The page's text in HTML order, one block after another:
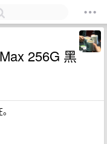
256G 黑